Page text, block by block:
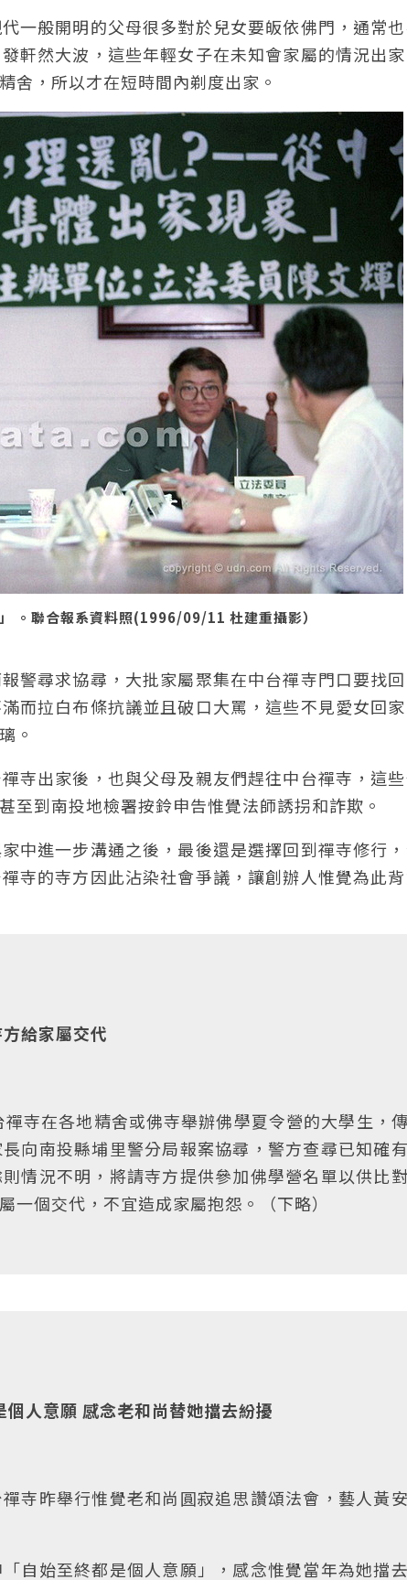
一般開明的父母很多對於兒女要皈依佛門，通常
軒然大波，這些年輕女子在未知會家屬的情況出
舍，所以才在短時間內剃度出家。
。聯合報系資料照(1996/09/11 杜建重攝影）
警尋求協尋，大批家屬聚集在中台禪寺門口要找
而拉白布條抗議並且破口大罵，這些不見愛女回
。
寺出家後，也與父母及親友們趕往中台禪寺，這
至到南投地檢署按鈴申告惟覺法師誘拐和詐欺。
中進一步溝通之後，最後還是選擇回到禪寺修行
寺的寺方因此沾染社會爭議，讓創辦人惟覺為此
給家屬交代
寺在各地精舍或佛寺舉辦佛學夏令營的大學生，
向南投縣埔里警分局報案協尋，警方查尋已知確
情況不明，將請寺方提供參加佛學營名單以供比
個交代，不宜造成家屬抱怨。（下略）
人意願 感念老和尚替她擋去紛擾
寺昨舉行惟覺老和尚圓寂追思讚頌法會，藝人黃
自始至終都是個人意願」，感念惟覺當年為她擋